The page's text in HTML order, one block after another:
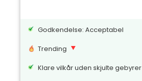
Godkendelse: Acceptabel
Trending
Klare vilkår uden skjulte gebyrer